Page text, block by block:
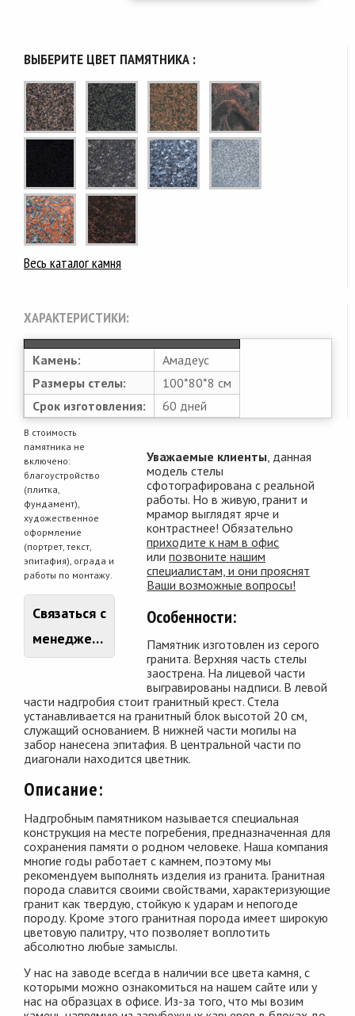
ВЫБЕРИТЕ ЦВЕТ ПАМЯТНИКА :
Весь каталог камня
ХАРАКТЕРИСТИКИ:
Камень:
Амадеус
Размеры стелы:
100*80*8 см
Срок изготовления:
60 дней
В стоимость
памятника не
включено:
благоустройство
(плитка,
фундамент),
художественное
оформление
(портрет, текст,
эпитафия), ограда и
работы по монтажу.
Связаться с
менеджером
Уважаемые клиенты , данная
модель стелы
сфотографирована с реальной
работы. Но в живую, гранит и
мрамор выглядят ярче и
контрастнее! Обязательно
приходите к нам в офис
илипозвоните нашим
специалистам, и они прояснят
Ваши возможные вопросы!
Особенности:
Памятник изготовлен из серого
гранита. Верхняя часть стелы
заострена. На лицевой части
выгравированы надписи. В левой
части надгробия стоит гранитный крест. Стела
устанавливается на гранитный блок высотой 20 см,
служащий основанием. В нижней части могилы на
забор нанесена эпитафия. В центральной части по
диагонали находится цветник.
Описание:
Надгробным памятником называется специальная
конструкция на месте погребения, предназначенная для
сохранения памяти о родном человеке. Наша компания
многие годы работает с камнем, поэтому мы
рекомендуем выполнять изделия из гранита. Гранитная
порода славится своими свойствами, характеризующие
гранит как твердую, стойкую к ударам и непогоде
породу. Кроме этого гранитная порода имеет широкую
цветовую палитру, что позволяет воплотить
абсолютно любые замыслы.
У нас на заводе всегда в наличии все цвета камня, с
которыми можно ознакомиться на нашем сайте или у
нас на образцах в офисе. Из-за того, что мы возим